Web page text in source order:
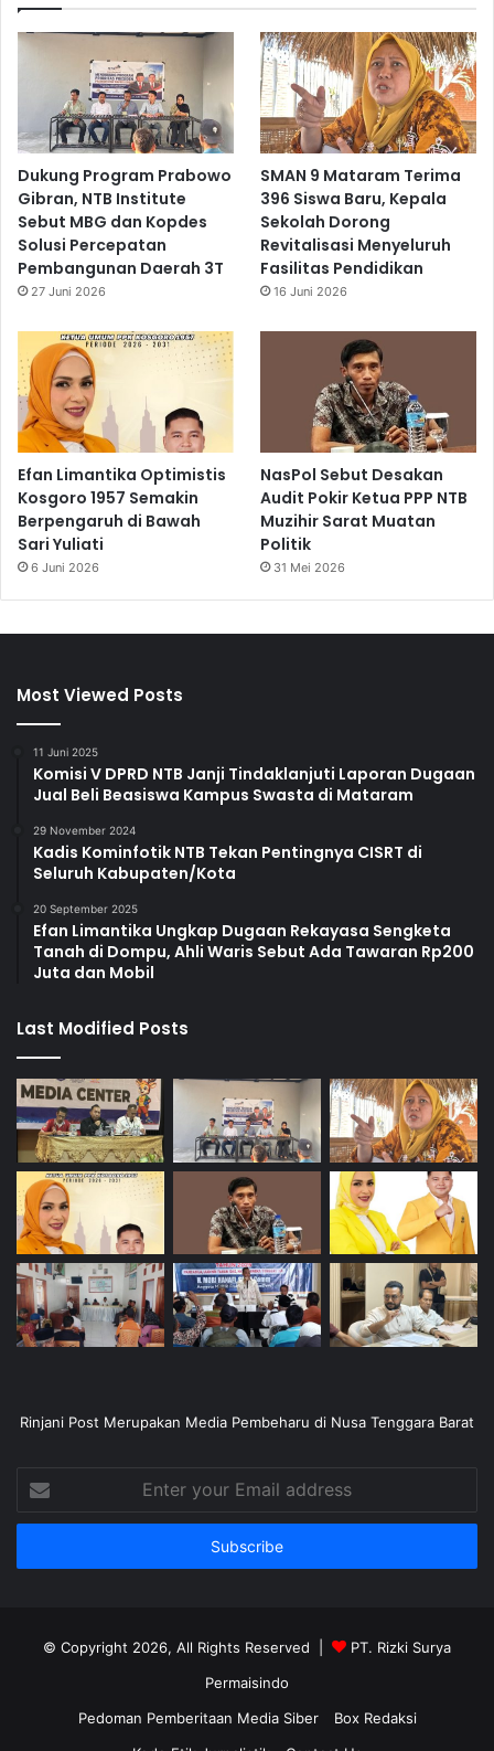
Dukung Program Prabowo
Gibran, NTB Institute
Sebut MBG dan Kopdes
Solusi Percepatan
Pembangunan Daerah 3T
27 Juni 2026
SMAN 9 Mataram Terima
396 Siswa Baru, Kepala
Sekolah Dorong
Revitalisasi Menyeluruh
Fasilitas Pendidikan
16 Juni 2026
Efan Limantika Optimistis
Kosgoro 1957 Semakin
Berpengaruh di Bawah
Sari Yuliati
6 Juni 2026
NasPol Sebut Desakan
Audit Pokir Ketua PPP NTB
Muzihir Sarat Muatan
Politik
31 Mei 2026
Most Viewed Posts
11 Juni 2025
Komisi V DPRD NTB Janji Tindaklanjuti Laporan Dugaan
Jual Beli Beasiswa Kampus Swasta di Mataram
29 November 2024
Kadis Kominfotik NTB Tekan Pentingnya CISRT di
Seluruh Kabupaten/Kota
20 September 2025
Efan Limantika Ungkap Dugaan Rekayasa Sengketa
Tanah di Dompu, Ahli Waris Sebut Ada Tawaran Rp200
Juta dan Mobil
Last Modified Posts
Rinjani Post Merupakan Media Pembeharu di Nusa Tenggara Barat
your
Email
© Copyright 2026, All Rights Reserved |
PT. Rizki Surya
Permaisindo
Pedoman Pemberitaan Media Siber
Box Redaksi